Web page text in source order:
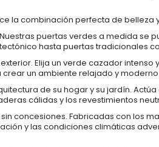
la combinación perfecta de belleza
puertas verdes a medida
hasta puertas tradicionales
Elija un verde cazador
un ambiente relajado y
de su hogar y su jardín.
cálidas y los revestimientos
concesiones. Fabricadas con los
y las condiciones climáticas